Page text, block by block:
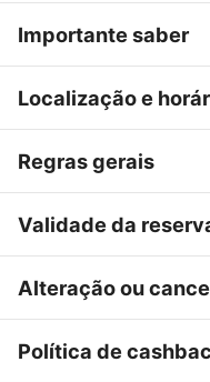
Importante saber
Localização e
Regras gerais
Validade da
Alteração ou
Política de